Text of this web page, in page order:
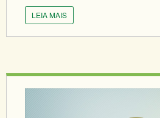
LEIA MAIS